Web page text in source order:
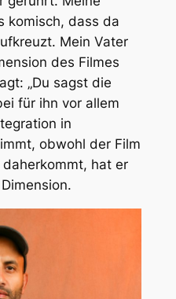
komisch, dass da
Mein Vater
des Filmes
„Du sagst die
für ihn vor allem
in
obwohl der Film
hat er